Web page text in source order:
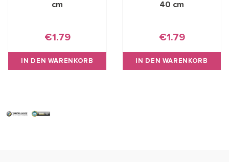
cm
€1.79
IN DEN WARENKORB
40 cm
€1.79
IN DEN WARENKORB